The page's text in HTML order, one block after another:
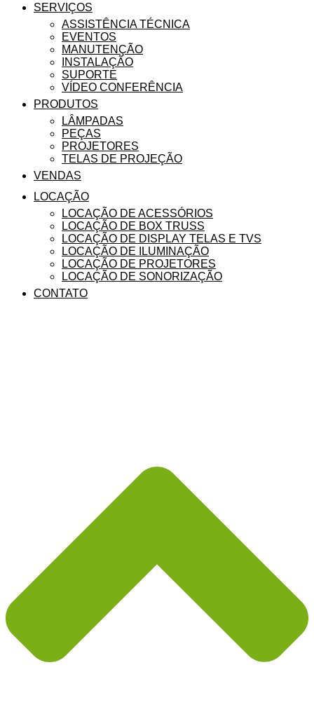
SERVIÇOS
ASSISTÊNCIA TÉCNICA
EVENTOS
MANUTENÇÃO
INSTALAÇÃO
SUPORTE
VÍDEO CONFERÊNCIA
PRODUTOS
LÂMPADAS
PEÇAS
PROJETORES
TELAS DE PROJEÇÃO
VENDAS
LOCAÇÃO
LOCAÇÃO DE ACESSÓRIOS
LOCAÇÃO DE BOX TRUSS
LOCAÇÃO DE DISPLAY TELAS E TVS
LOCAÇÃO DE ILUMINAÇÃO
LOCAÇÃO DE PROJETORES
LOCAÇÃO DE SONORIZAÇÃO
CONTATO